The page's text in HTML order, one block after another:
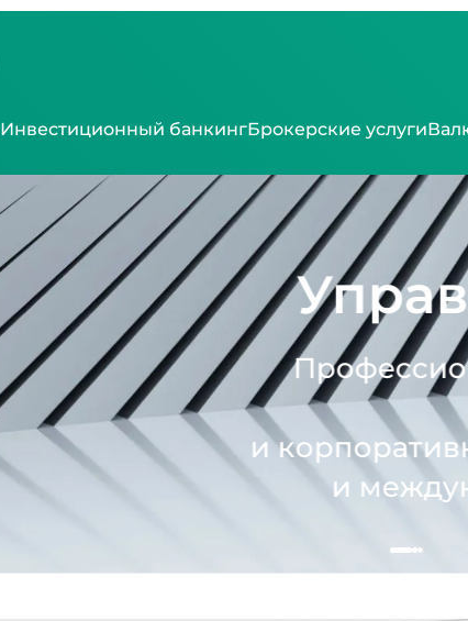
Инвестиционный банкингБрокерские услуги
Управление
Профессиональное
частных
и корпоративных
и международных